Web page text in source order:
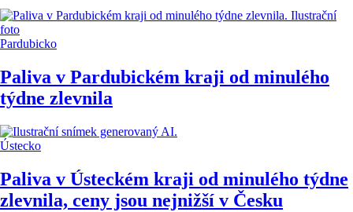
Pardubicko
Paliva v Pardubickém kraji od minulého
týdne zlevnila
Ústecko
Paliva v Ústeckém kraji od minulého týdne
zlevnila, ceny jsou nejnižší v Česku